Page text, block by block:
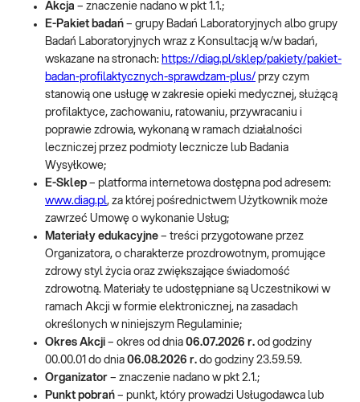
Akcja – znaczenie nadano w pkt 1.1.;
E-Pakiet badań – grupy Badań Laboratoryjnych albo grupy
Badań Laboratoryjnych wraz z Konsultacją w/w badań,
wskazane na stronach: https://diag.pl/sklep/pakiety/pakiet-
badan-profilaktycznych-sprawdzam-plus/ przy czym
stanowią one usługę w zakresie opieki medycznej, służącą
profilaktyce, zachowaniu, ratowaniu, przywracaniu i
poprawie zdrowia, wykonaną w ramach działalności
leczniczej przez podmioty lecznicze lub Badania
Wysyłkowe;
E-Sklep – platforma internetowa dostępna pod adresem:
www.diag.pl, za której pośrednictwem Użytkownik może
zawrzeć Umowę o wykonanie Usług;
Materiały edukacyjne – treści przygotowane przez
Organizatora, o charakterze prozdrowotnym, promujące
zdrowy styl życia oraz zwiększające świadomość
zdrowotną. Materiały te udostępniane są Uczestnikowi w
ramach Akcji w formie elektronicznej, na zasadach
określonych w niniejszym Regulaminie;
Okres Akcji – okres od dnia 06.07.2026 r. od godziny
00.00.01 do dnia 06.08.2026 r. do godziny 23.59.59.
Organizator – znaczenie nadano w pkt 2.1.;
Punkt pobrań – punkt, który prowadzi Usługodawca lub